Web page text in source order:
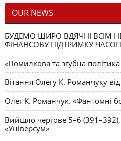
OUR NEWS
БУДЕМО ЩИРО ВДЯЧНІ ВСІМ
ФІНАНСОВУ ПІДТРИМКУ
«Помилкова та згубна
Вітання Олегу К. Романчуку
Олег К. Романчук. «Фантомні
Вийшло чергове 5–6
«Універсум»